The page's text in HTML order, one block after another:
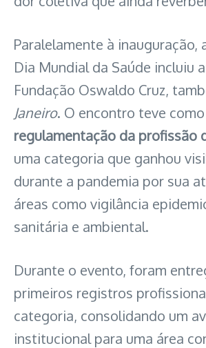
Paralelamente à inauguração,
Dia Mundial da Saúde incluiu
Fundação Oswaldo Cruz,
Janeiro. O encontro teve
regulamentação da profissão
uma categoria que ganhou
durante a pandemia por sua
áreas como vigilância
sanitária e ambiental.
Durante o evento, foram
primeiros registros
categoria, consolidando um
institucional para uma área